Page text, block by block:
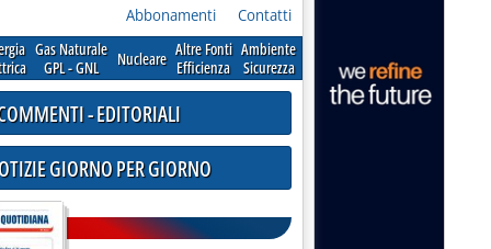
Abbonamenti Contatti
Gas Naturale
GPL - GNL
Nucleare Altre Fonti
Efficienza
Ambiente
Sicurezza
- EDITORIALI
GIORNO PER GIORNO